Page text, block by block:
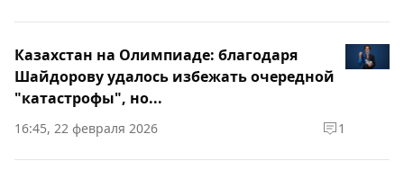
Казахстан на Олимпиаде: благодаря
Шайдорову удалось избежать очередной
"катастрофы", но...
16:45, 22 февраля 2026 1